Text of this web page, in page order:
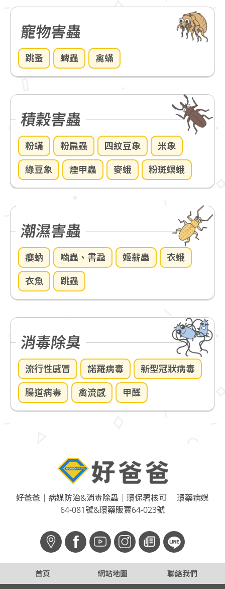
寵物害蟲
跳蚤 蜱蟲 禽蟎
積穀害蟲
粉蟎 粉扁蟲 四紋豆象
米象
綠豆象
煙甲蟲 麥蛾 粉斑螟蛾
潮濕害蟲
癭蚋 嚙蟲、書蝨 姬薪蟲
衣蛾
衣魚
跳蟲
消毒除臭
流行性感冒 諾羅病毒
新型冠狀病毒
腸道病毒
禽流感 甲醛
好爸爸｜病媒防治&消毒除蟲｜環保署核可｜ 環藥病媒
64-081號&環藥販賣64-023號
f
首頁 網站地圖 聯絡我們